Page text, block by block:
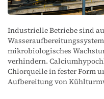
Industrielle Betriebe sind
mikrobiologisches
verhindern.
Chlorquelle in fester Form
Aufbereitung von